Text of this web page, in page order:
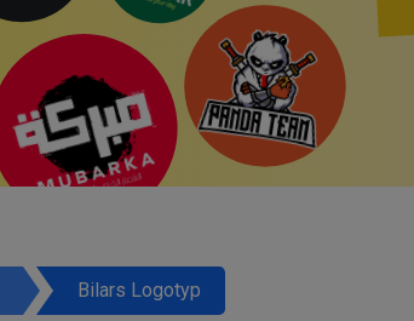
Bilars Logotyp